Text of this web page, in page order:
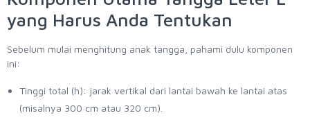
yang Harus Anda Tentukan
Sebelum mulai menghitung anak tangga, pahami dulu komponen
ini:
Tinggi total (h): jarak vertikal dari lantai bawah ke lantai atas
(misalnya 300 cm atau 320 cm).